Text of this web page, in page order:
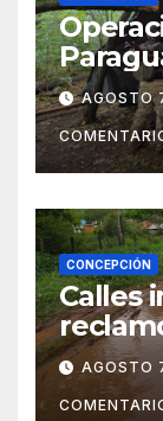
AGOSTO
CONCEPCIÓN
Calles
AGOSTO